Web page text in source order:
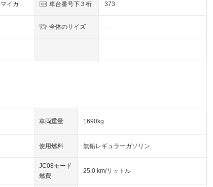
イカ 車台番号下３桁 373
全体のサイズ －
車両重量 1690kg
使用燃料 無鉛レギュラーガソリン
JC08モード
燃費
25.0 km/リットル